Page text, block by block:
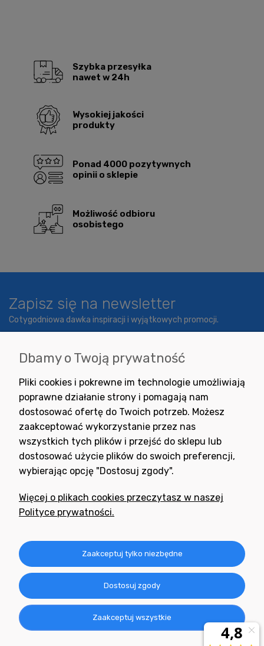
Szybka przesyłka
nawet w 24h
Wysokiej jakości
produkty
Ponad 4000 pozytywnych
opinii o sklepie
Możliwość odbioru
osobistego
Zapisz się na newsletter
Cotygodniowa dawka inspiracji i wyjątkowych promocji.
Wyrażam zgodę na otrzymywanie newslettera z inspiracjami,
nowościami i promocjami.
Potrzebujesz pomocy
+48 791 806 804
Informacje
Obsługa zamówień
O nas
Dbamy o Twoją prywatność
Pliki cookies i pokrewne im technologie umożliwiają
poprawne działanie strony i pomagają nam
dostosować ofertę do Twoich potrzeb. Możesz
zaakceptować wykorzystanie przez nas
wszystkich tych plików i przejść do sklepu lub
dostosować użycie plików do swoich preferencji,
wybierając opcję "Dostosuj zgody".
Więcej o plikach cookies przeczytasz w naszej
Polityce prywatności.
Zaakceptuj tylko niezbędne
Dostosuj zgody
Zaakceptuj wszystkie